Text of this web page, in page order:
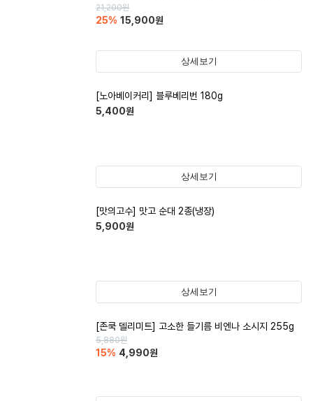
21,200원
25% 15,900원
상세보기
[노아베이커리] 블루베리번 180g
5,400원
상세보기
[맛의고수] 맛고 순대 2종(냉장)
5,900원
상세보기
[존쿡 델리미트] 고소한 들기름 비엔나 소시지 255g
5,880원
15% 4,990원